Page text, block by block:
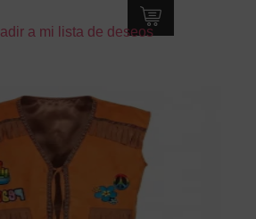
producto
variantes.
opciones
se
pueden
elegir
a mi lista de deseos